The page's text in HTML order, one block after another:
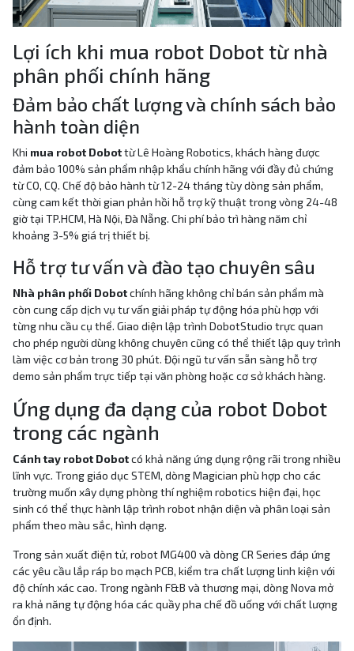
Lợi ích khi mua robot Dobot từ nhà
phân phối chính hãng
Đảm bảo chất lượng và chính sách bảo
hành toàn diện
Khi mua robot Dobottừ Lê Hoàng Robotics, khách hàng được
đảm bảo 100% sản phẩm nhập khẩu chính hãng với đầy đủ chứng
từ CO, CQ. Chế độ bảo hành từ 12-24 tháng tùy dòng sản phẩm,
cùng cam kết thời gian phản hồi hỗ trợ kỹ thuật trong vòng 24-48
giờ tại TP.HCM, Hà Nội, Đà Nẵng. Chi phí bảo trì hàng năm chỉ
khoảng 3-5% giá trị thiết bị.
Hỗ trợ tư vấn và đào tạo chuyên sâu
Nhà phân phối Dobotchính hãng không chỉ bán sản phẩm mà
còn cung cấp dịch vụ tư vấn giải pháp tự động hóa phù hợp với
từng nhu cầu cụ thể. Giao diện lập trình DobotStudio trực quan
cho phép người dùng không chuyên cũng có thể thiết lập quy trình
làm việc cơ bản trong 30 phút. Đội ngũ tư vấn sẵn sàng hỗ trợ
demo sản phẩm trực tiếp tại văn phòng hoặc cơ sở khách hàng.
Ứng dụng đa dạng của robot Dobot
trong các ngành
Cánh tay robot Dobotcó khả năng ứng dụng rộng rãi trong nhiều
lĩnh vực. Trong giáo dục STEM, dòng Magician phù hợp cho các
trường muốn xây dựng phòng thí nghiệm robotics hiện đại, học
sinh có thể thực hành lập trình robot nhận diện và phân loại sản
phẩm theo màu sắc, hình dạng.
Trong sản xuất điện tử, robot MG400 và dòng CR Series đáp ứng
các yêu cầu lắp ráp bo mạch PCB, kiểm tra chất lượng linh kiện với
độ chính xác cao. Trong ngành F&B và thương mại, dòng Nova mở
ra khả năng tự động hóa các quầy pha chế đồ uống với chất lượng
ổn định.